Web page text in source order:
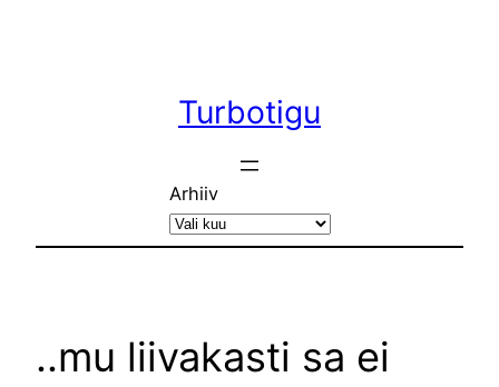
Turbotigu
Arhiiv
..mu liivakasti sa ei